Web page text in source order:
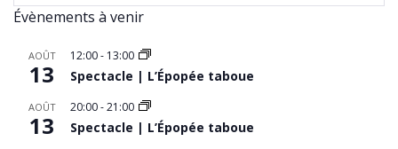
Évènements à venir
AOÛT
13
12:00- 13:00
Spectacle | L’Épopée taboue
AOÛT
13
20:00-21:00
Spectacle | L’Épopée taboue